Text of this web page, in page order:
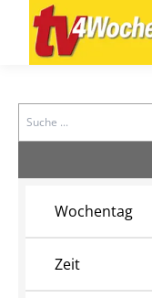
Search
Wochentag
Zeit